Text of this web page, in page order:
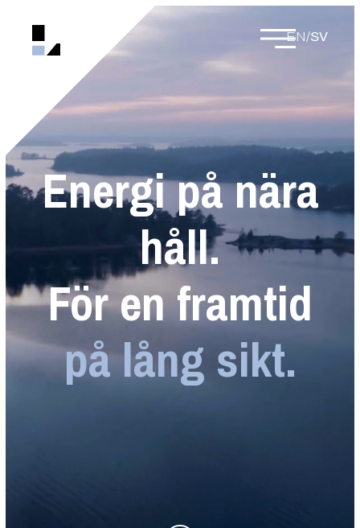
EN/SV
Energi på nära
håll.
För en framtid
på lång sikt.